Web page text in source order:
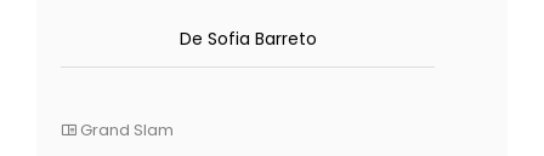
De Sofia Barreto
Grand Slam